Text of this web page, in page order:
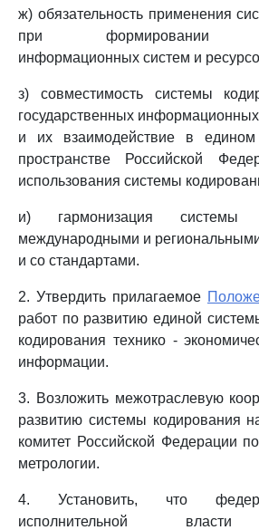
ж) обязательность применения
при формировании
информационных систем и
з) совместимость системы
государственных
и их взаимодействие в
пространстве Российской
использования системы
и) гармонизация системы
международными и
и со стандартами.
2. Утвердить прилагаемое
работ по развитию единой
кодирования технико -
информации.
3. Возложить межотраслевую
развитию системы кодирования
комитет Российской Федерации
метрологии.
4. Установить, что
исполнительной власти